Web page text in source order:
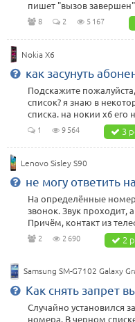
пишет "вызов
8 2 5 167
Nokia X6
как засунуть
Подскажите
список? я знаю в
списка. на нокии х6 его
1 9 564 3
Lenovo Sisley S90
не могу ответить
На определённые
звонок. Звук проходит,
Причём, контакт из
2 2 690 2
Samsung SM-G7102 Galaxy
Как снять запрет
Случайно установился
номера. В черном